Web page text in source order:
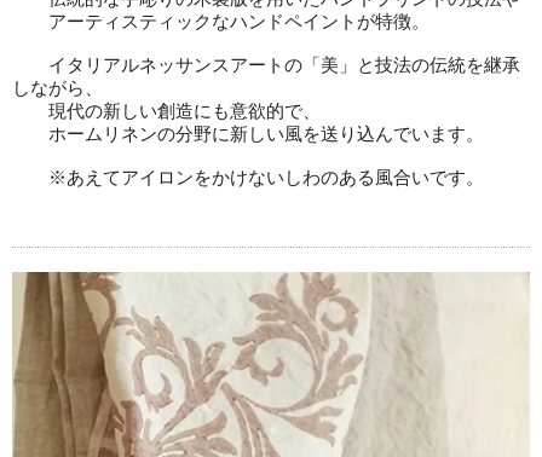
アーティスティックなハンドペイントが特徴。
イタリアルネッサンスアートの「美」と技法の伝統を継承
しながら、
現代の新しい創造にも意欲的で、
ホームリネンの分野に新しい風を送り込んでいます。
※あえてアイロンをかけないしわのある風合いです。